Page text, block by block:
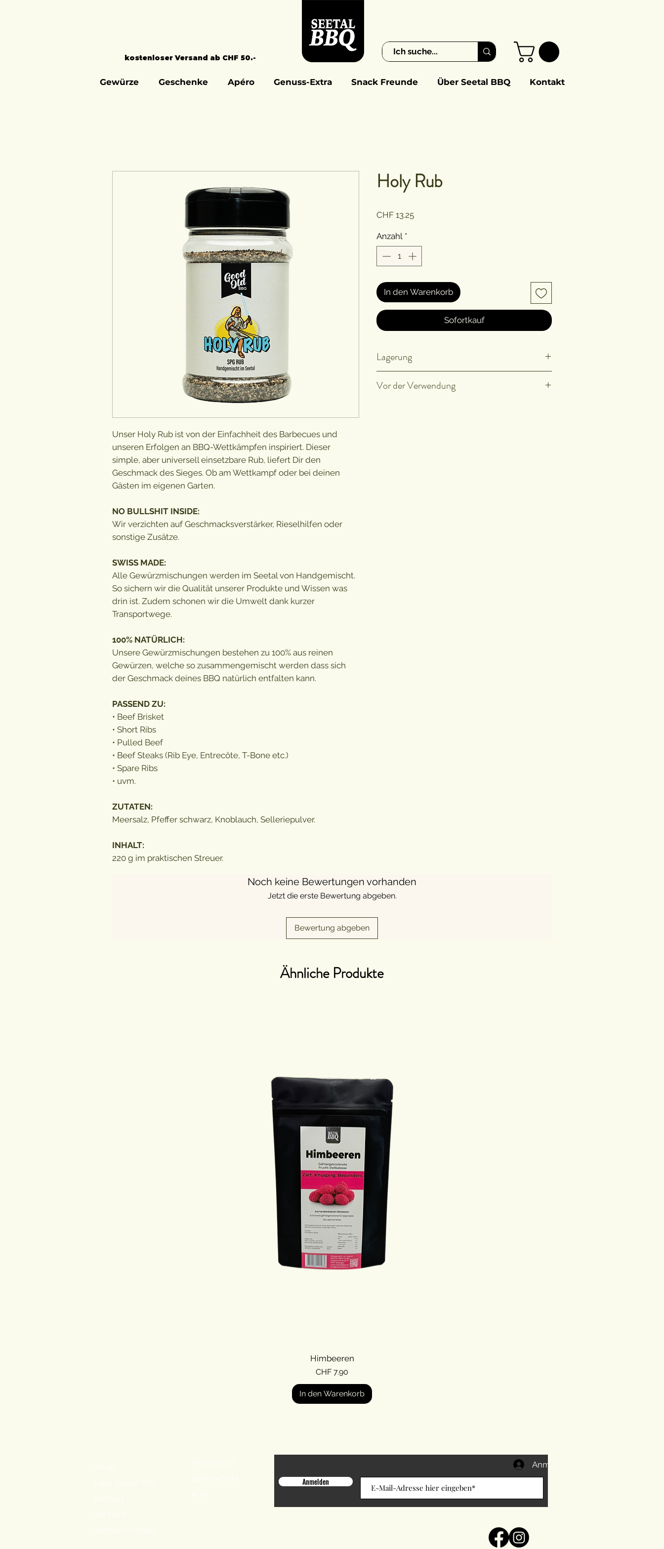
kostenloser Versand ab CHF 50.-
Gewürze Geschenke Apéro Genuss-Extra Snack Freunde Über Seetal BBQ Kontakt
Unser Holy Rub ist von der Einfachheit des Barbecues und
unseren Erfolgen an BBQ-Wettkämpfen inspiriert. Dieser
simple, aber universell einsetzbare Rub, liefert Dir den
Geschmack des Sieges. Ob am Wettkampf oder bei deinen
Gästen im eigenen Garten.
NO BULLSHIT INSIDE:
Wir verzichten auf Geschmacksverstärker, Rieselhilfen oder
sonstige Zusätze.
SWISS MADE:
Alle Gewürzmischungen werden im Seetal von Handgemischt.
So sichern wir die Qualität unserer Produkte und Wissen was
drin ist. Zudem schonen wir die Umwelt dank kurzer
Transportwege.
100% NATÜRLICH:
Unsere Gewürzmischungen bestehen zu 100% aus reinen
Gewürzen, welche so zusammengemischt werden dass sich
der Geschmack deines BBQ natürlich entfalten kann.
PASSEND ZU:
• Beef Brisket
• Short Ribs
• Pulled Beef
• Beef Steaks (Rib Eye, Entrecôte, T-Bone etc.)
• Spare Ribs
• uvm.
ZUTATEN:
Meersalz, Pfeffer schwarz, Knoblauch, Selleriepulver.
INHALT:
220 g im praktischen Streuer.
Holy Rub
CHF 13.25Preis
Anzahl *
In den Warenkorb
Sofortkauf
Lagerung
Vor der Verwendung
Noch keine Bewertungen vorhanden
Jetzt die erste Bewertung abgeben.
Bewertung abgeben
Ähnliche Produkte
Schnellansicht
Himbeeren
Preis
CHF 7.90
In den Warenkorb
Anmelden
Anmelden